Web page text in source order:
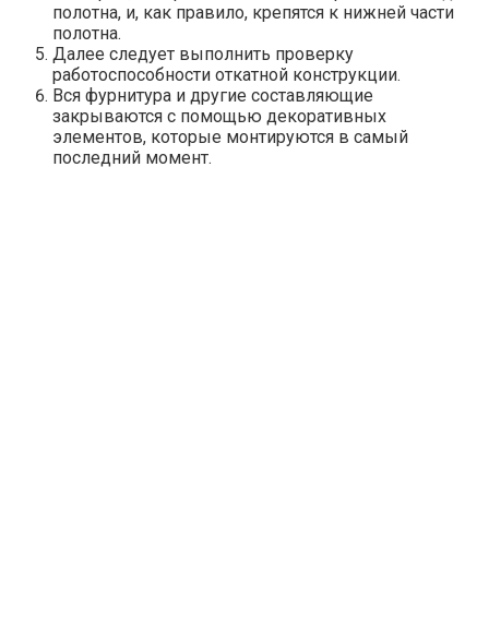
полотна, и, как правило, крепятся к нижней части
полотна.
Далее следует выполнить проверку
работоспособности откатной конструкции.
Вся фурнитура и другие составляющие
закрываются с помощью декоративных
элементов, которые монтируются в самый
последний момент.